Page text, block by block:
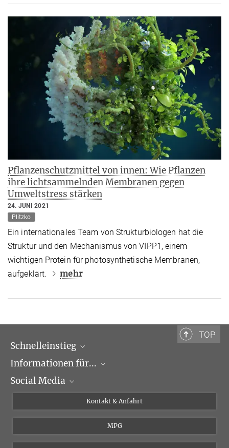
Pflanzenschutzmittel von innen: Wie Pflanzen
ihre lichtsammelnden Membranen gegen
Umweltstress stärken
24. JUNI 2021
Plitzko
Ein internationales Team von Strukturbiologen hat die
Struktur und den Mechanismus von VIPP1, einem
wichtigen Protein für photosynthetische Membranen,
aufgeklärt.
mehr
TOP
Schnelleinstieg
Forschungsgruppen
Veranstaltungen
Informationen für...
Journalisten
Social Media
Kontakt & Anfahrt
MPG